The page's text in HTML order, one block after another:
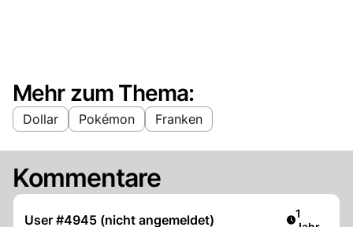
Mehr zum Thema:
Dollar Pokémon Franken
Kommentare
User #4945 (nicht angemeldet) Artikel
1